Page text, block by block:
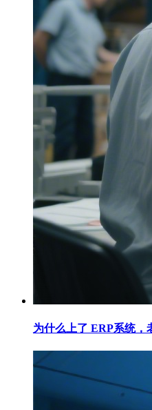
为什么上了 ERP系统，